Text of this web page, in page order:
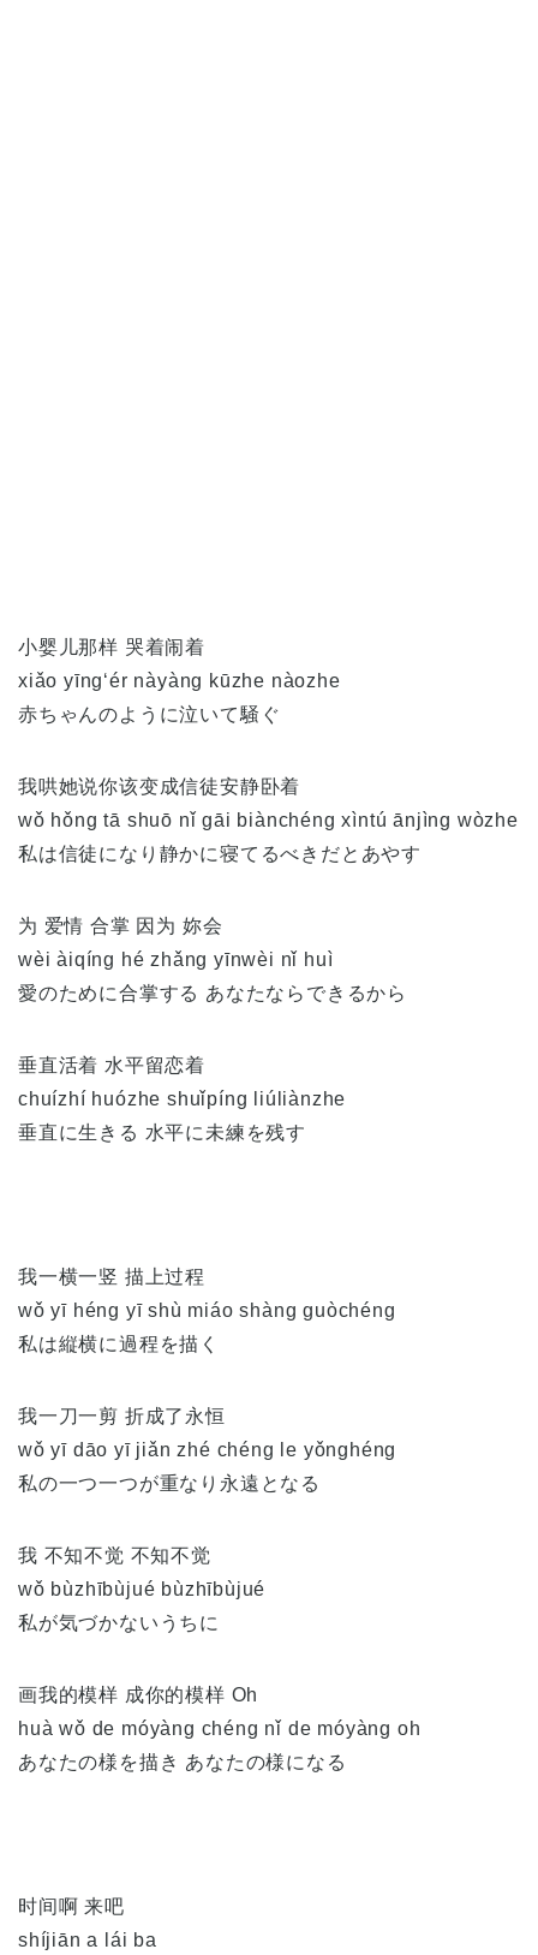
小婴儿那样 哭着闹着
xiǎo yīng‘ér nàyàng kūzhe nàozhe
赤ちゃんのように泣いて騒ぐ
我哄她说你该变成信徒安静卧着
wǒ hǒng tā shuō nǐ gāi biànchéng xìntú ānjìng wòzhe
私は信徒になり静かに寝てるべきだとあやす
为 爱情 合掌 因为 妳会
wèi àiqíng hé zhǎng yīnwèi nǐ huì
愛のために合掌する あなたならできるから
垂直活着 水平留恋着
chuízhí huózhe shuǐpíng liúliànzhe
垂直に生きる 水平に未練を残す
我一横一竖 描上过程
wǒ yī héng yī shù miáo shàng guòchéng
私は縦横に過程を描く
我一刀一剪 折成了永恒
wǒ yī dāo yī jiǎn zhé chéng le yǒnghéng
私の一つ一つが重なり永遠となる
我 不知不觉 不知不觉
wǒ bùzhībùjué bùzhībùjué
私が気づかないうちに
画我的模样 成你的模样 Oh
huà wǒ de móyàng chéng nǐ de móyàng oh
あなたの様を描き あなたの様になる
时间啊 来吧
shíjiān a lái ba